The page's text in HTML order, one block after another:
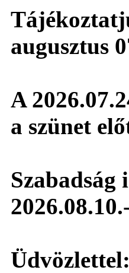
augusztus
A
a szünet
Üdvözlettel: